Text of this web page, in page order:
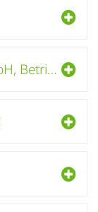
ALBA Niedersachsen-Anhalt GmbH, Betriebsstätte Braunschweig